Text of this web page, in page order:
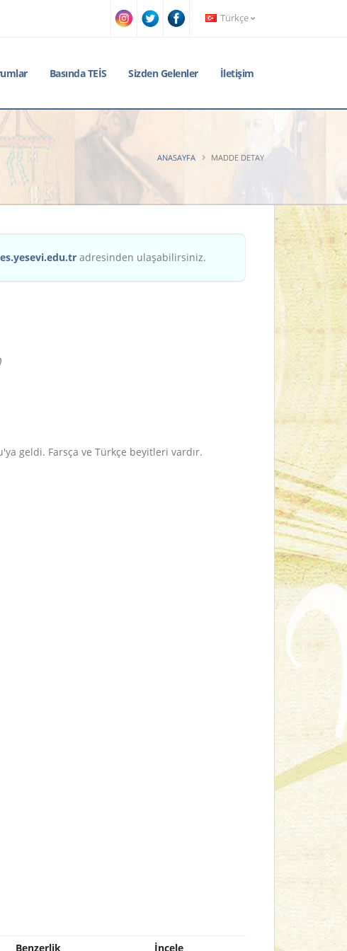
Türkçe
Basında TEİS Sizden Gelenler İletişim
ANASAYFA MADDE DETAY
adresinden ulaşabilirsiniz.
geldi. Farsça ve Türkçe beyitleri vardır.
Benzerlik İncele